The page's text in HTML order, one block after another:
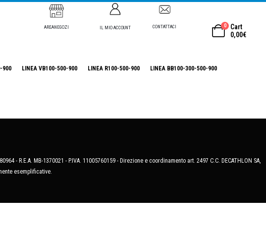
AREANEGOZI IL MIO ACCOUNT CONTATTACI 0
Cart
0,00€
900 LINEA VB100-500-900 LINEA R100-500-900 LINEA BB100-300-500-900
- R.E.A. MB-1370021 - P.IVA. 11005760159 - Direzione e coordinamento art. 2497 C.C. DECATHLON SA,
esemplificative.